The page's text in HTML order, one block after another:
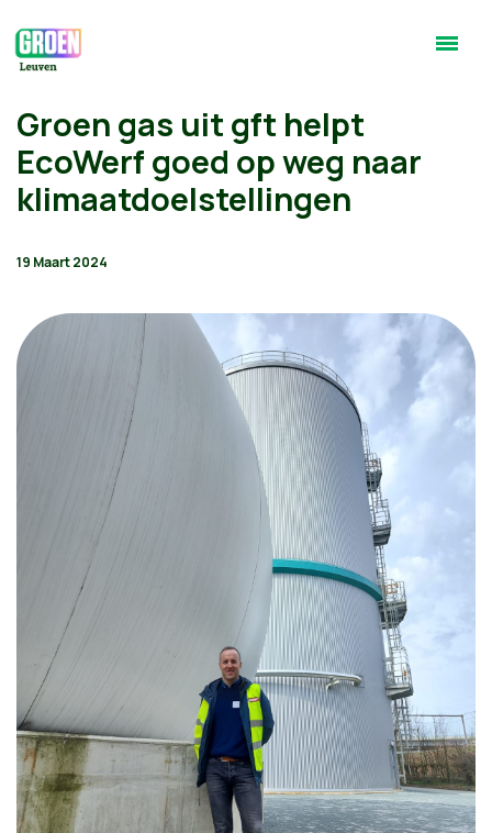
Groen gas uit gft helpt
EcoWerf goed op weg naar
klimaatdoelstellingen
19 Maart 2024